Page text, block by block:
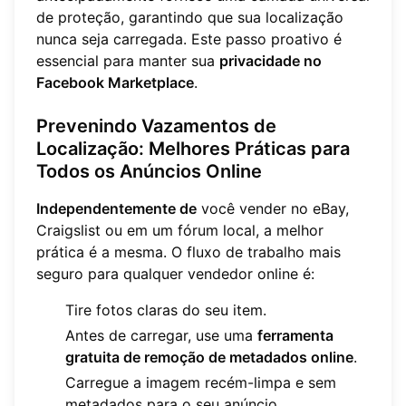
de proteção, garantindo que sua localização
nunca seja carregada. Este passo proativo é
essencial para manter sua privacidade no
Facebook Marketplace.
Prevenindo Vazamentos de
Localização: Melhores Práticas para
Todos os Anúncios Online
Independentemente de você vender no eBay,
Craigslist ou em um fórum local, a melhor
prática é a mesma. O fluxo de trabalho mais
seguro para qualquer vendedor online é:
Tire fotos claras do seu item.
Antes de carregar, use uma ferramenta
gratuita de remoção de metadados online.
Carregue a imagem recém-limpa e sem